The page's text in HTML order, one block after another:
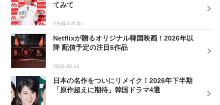
てみて
PR(森永乳業)
Netflixが贈るオリジナル韓国映画！2026年以
降 配信予定の注目6作品
2026.06.10
日本の名作をついにリメイク！2026年下半期
「原作超えに期待」韓国ドラマ4選